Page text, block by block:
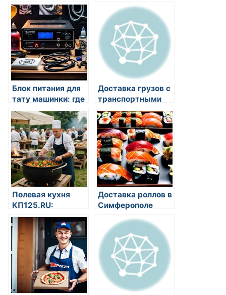
Блок питания для
тату машинки: где
купить источник
питания в
TattooMarket
Доставка грузов с
транспортными
компаниями
Сальска по
выгодным ценам
Полевая кухня
КП125.RU:
Идеальное
решение для
вашего
мероприятия
Доставка роллов в
Симферополе
японская кухня
прямо к вам домой